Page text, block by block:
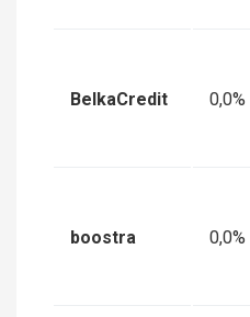
BelkaCredit
boostra